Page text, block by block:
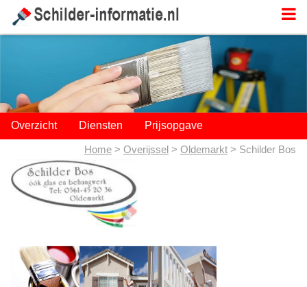
Overzicht Diensten Prijsopgave
Home > Overijssel > Oldemarkt > Schilder Bos